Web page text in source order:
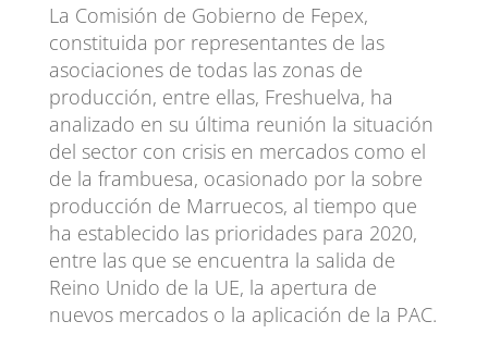
La Comisión de Gobierno de Fepex,
constituida por representantes de las
asociaciones de todas las zonas de
producción, entre ellas, Freshuelva, ha
analizado en su última reunión la situación
del sector con crisis en mercados como el
de la frambuesa, ocasionado por la sobre
producción de Marruecos, al tiempo que
ha establecido las prioridades para 2020,
entre las que se encuentra la salida de
Reino Unido de la UE, la apertura de
nuevos mercados o la aplicación de la PAC.